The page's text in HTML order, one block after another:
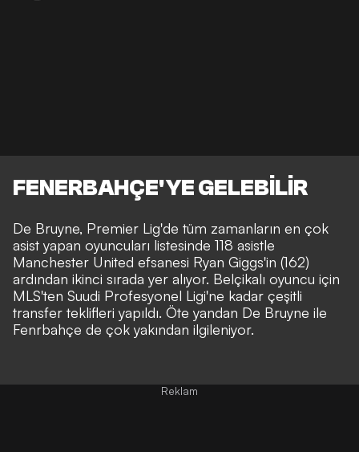
FENERBAHÇE'YE GELEBİLİR
De Bruyne, Premier Lig'de tüm zamanların en çok
asist yapan oyuncuları listesinde 118 asistle
Manchester United efsanesi Ryan Giggs'in (162)
ardından ikinci sırada yer alıyor. Belçikalı oyuncu için
MLS'ten Suudi Profesyonel Ligi'ne kadar çeşitli
transfer teklifleri yapıldı. Öte yandan De Bruyne ile
Fenrbahçe de çok yakından ilgileniyor.